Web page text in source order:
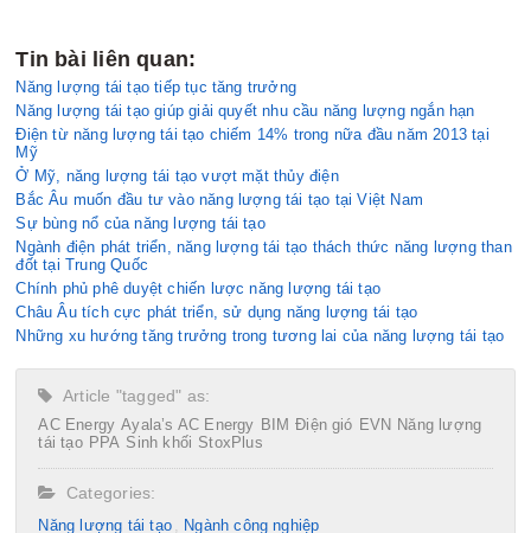
Tin bài liên quan:
Năng lượng tái tạo tiếp tục tăng trưởng
Năng lượng tái tạo giúp giải quyết nhu cầu năng lượng ngắn hạn
Điện từ năng lượng tái tạo chiếm 14% trong nữa đầu năm 2013 tại
Mỹ
Ở Mỹ, năng lượng tái tạo vượt mặt thủy điện
Bắc Âu muốn đầu tư vào năng lượng tái tạo tại Việt Nam
Sự bùng nổ của năng lượng tái tạo
Ngành điện phát triển, năng lượng tái tạo thách thức năng lượng than
đốt tại Trung Quốc
Chính phủ phê duyệt chiến lược năng lượng tái tạo
Châu Âu tích cực phát triển, sử dụng năng lượng tái tạo
Những xu hướng tăng trưởng trong tương lai của năng lượng tái tạo
Article "tagged" as:
AC Energy Ayala’s AC Energy BIM Điện gió EVN Năng lượng
tái tạo PPA Sinh khối StoxPlus
Categories:
Năng lượng tái tạo Ngành công nghiệp